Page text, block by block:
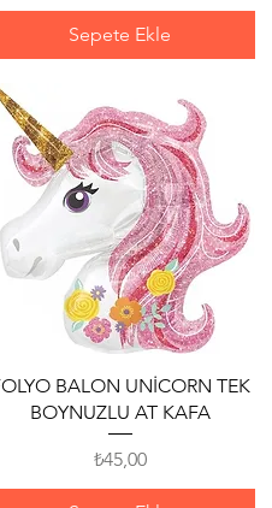
Sepete Ekle
Hızlı Bakış
BALON UNİCORN TEK
BOYNUZLU AT KAFA
Fiyat
₺45,00